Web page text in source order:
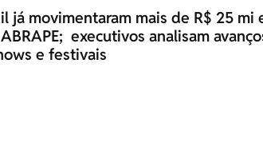
já movimentaram mais de R$ 25 mi
executivos analisam
e festivais